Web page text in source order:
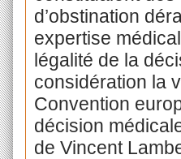
d’obstination
expertise
légalité de la
considération la
Convention
décision
de Vincent